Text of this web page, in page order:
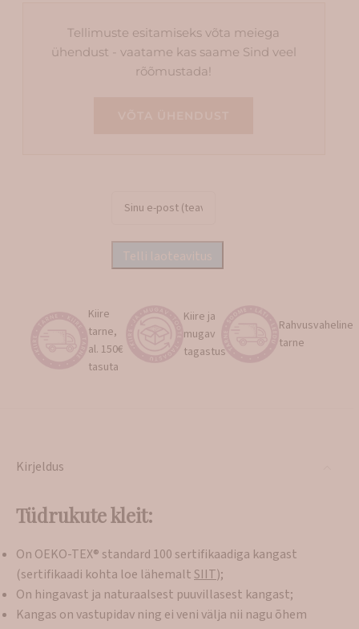
Tellimuste esitamiseks võta meiega
ühendust - vaatame kas saame Sind veel
rõõmustada!
Kiire
tarne,
al. 150€
tasuta
Kiire ja
mugav
tagastus
Rahvusvaheline
tarne
Kirjeldus
Tüdrukute kleit:
On OEKO-TEX® standard 100 sertifikaadiga kangast
(sertifikaadi kohta loe lähemaltSIIT);
On hingavast ja naturaalsest puuvillasest kangast;
Kangas on vastupidav ning ei veni välja nii nagu õhem